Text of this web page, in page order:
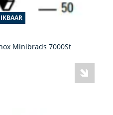
Minibrads 7000St